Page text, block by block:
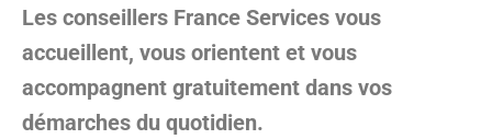
Les conseillers France Services vous
accueillent, vous orientent et vous
accompagnent gratuitement dans vos
démarches du quotidien.